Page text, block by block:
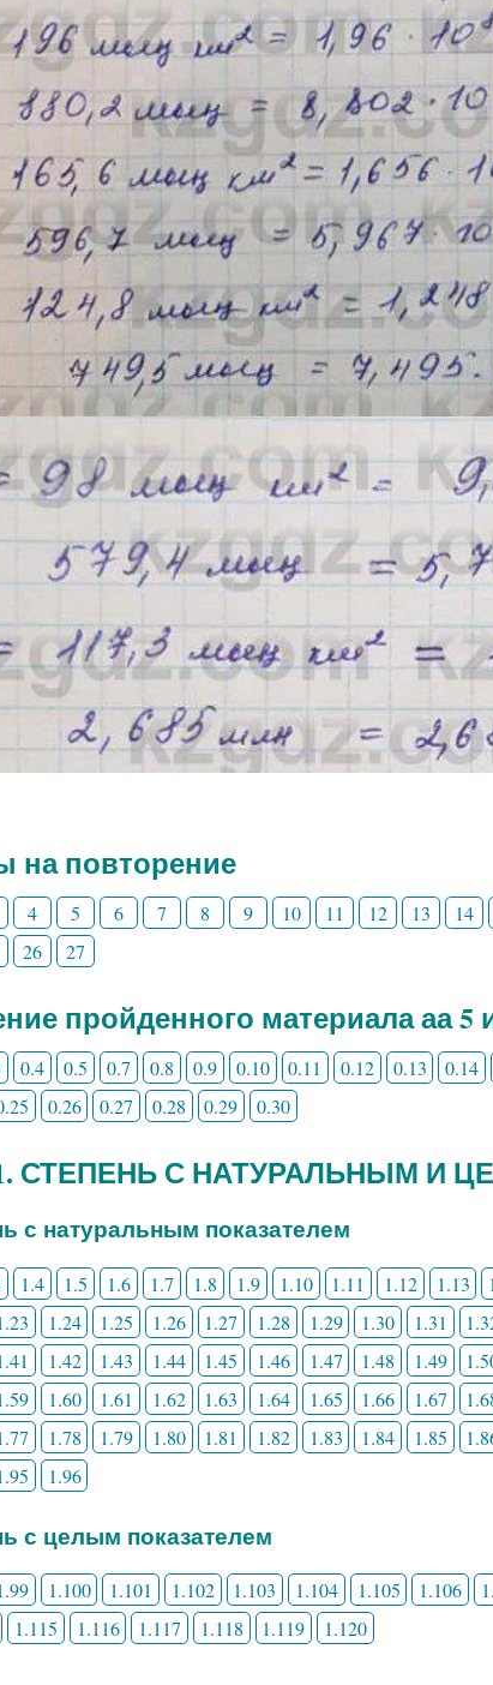
на повторение
4 5 6 7 8 9 10 11 12 13 14
26 27
пройденного материала аа 5
0.4 0.5 0.7 0.8 0.9 0.10 0.11 0.12 0.13 0.14
0.26 0.27 0.28 0.29 0.30
1. СТЕПЕНЬ С НАТУРАЛЬНЫМ И
с натуральным показателем
1.4 1.5 1.6 1.7 1.8 1.9 1.10 1.11 1.12 1.13
1.24 1.25 1.26 1.27 1.28 1.29 1.30 1.31
1.42 1.43 1.44 1.45 1.46 1.47 1.48 1.49
1.60 1.61 1.62 1.63 1.64 1.65 1.66 1.67
1.78 1.79 1.80 1.81 1.82 1.83 1.84 1.85
1.96
с целым показателем
1.100 1.101 1.102 1.103 1.104 1.105 1.106
1.115 1.116 1.117 1.118 1.119 1.120